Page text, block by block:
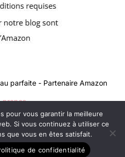
parfaite - Partenaire Amazon
propos
légales
confidentialité
pour vous garantir la meilleure
Si vous continuez à utiliser ce
que vous en êtes satisfait.
de confidentialité